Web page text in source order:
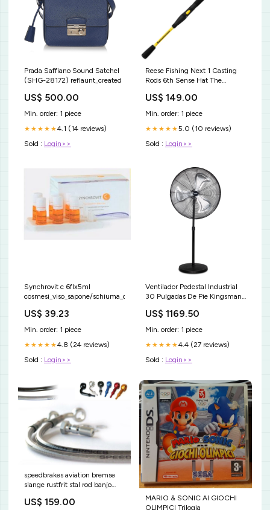
Prada Saffiano Sound Satchel
(SHG-28172) reflaunt_created
US$ 500.00
Min. order: 1 piece
★★★★★4.1 (14 reviews)
Sold : Login>>
Reese Fishing Next 1 Casting
Rods 6th Sense Hat The
126056
US$ 149.00
Min. order: 1 piece
★★★★★5.0 (10 reviews)
Sold : Login>>
Synchrovit c 6flx5ml
cosmesi_viso_sapone/schiuma_da_barba
US$ 39.23
Min. order: 1 piece
★★★★★4.8 (24 reviews)
Sold : Login>>
Ventilador Pedestal Industrial
30 Pulgadas De Pie Kingsman
US$ 1169.50
Min. order: 1 piece
★★★★★4.4 (27 reviews)
Sold : Login>>
speedbrakes aviation bremse
slange rustfrit stal rod banjo
racing-450-2012-esi5618225
US$ 159.00
MARIO & SONIC AI GIOCHI
OLIMPICI Trilogia